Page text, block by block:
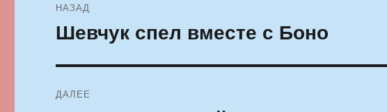
по
НАЗАД
Предыдущая
Шевчук спел вместе с Боно
ДАЛЕЕ